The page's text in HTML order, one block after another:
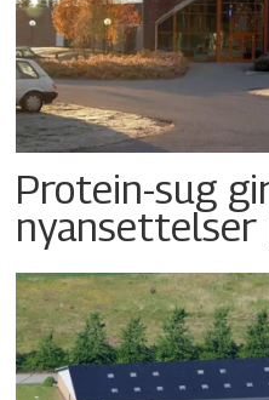
Protein-sug
nyansettelser